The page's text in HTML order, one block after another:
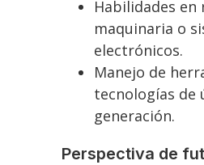
Habilidades en
maquinaria o
electrónicos.
Manejo de
tecnologías de
generación.
Perspectiva de